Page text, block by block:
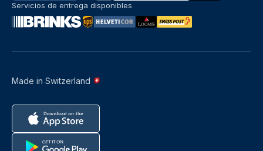
Made in Switzerland
Servicios de entrega disponibles